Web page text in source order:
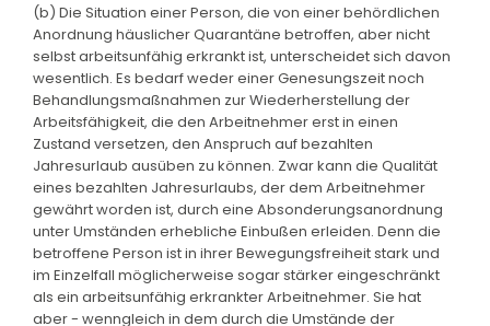
(b) Die Situation einer Person, die von einer behördlichen
Anordnung häuslicher Quarantäne betroffen, aber nicht
selbst arbeitsunfähig erkrankt ist, unterscheidet sich davon
wesentlich. Es bedarf weder einer Genesungszeit noch
Behandlungsmaßnahmen zur Wiederherstellung der
Arbeitsfähigkeit, die den Arbeitnehmer erst in einen
Zustand versetzen, den Anspruch auf bezahlten
Jahresurlaub ausüben zu können. Zwar kann die Qualität
eines bezahlten Jahresurlaubs, der dem Arbeitnehmer
gewährt worden ist, durch eine Absonderungsanordnung
unter Umständen erhebliche Einbußen erleiden. Denn die
betroffene Person ist in ihrer Bewegungsfreiheit stark und
im Einzelfall möglicherweise sogar stärker eingeschränkt
als ein arbeitsunfähig erkrankter Arbeitnehmer. Sie hat
aber - wenngleich in dem durch die Umstände der